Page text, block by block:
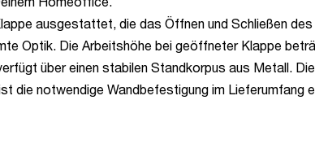
ausgestattet, die das Öffnen und Schließen
Optik. Die Arbeitshöhe bei geöffneter Klappe
über einen stabilen Standkorpus aus Metall.
die notwendige Wandbefestigung im Lieferumfang